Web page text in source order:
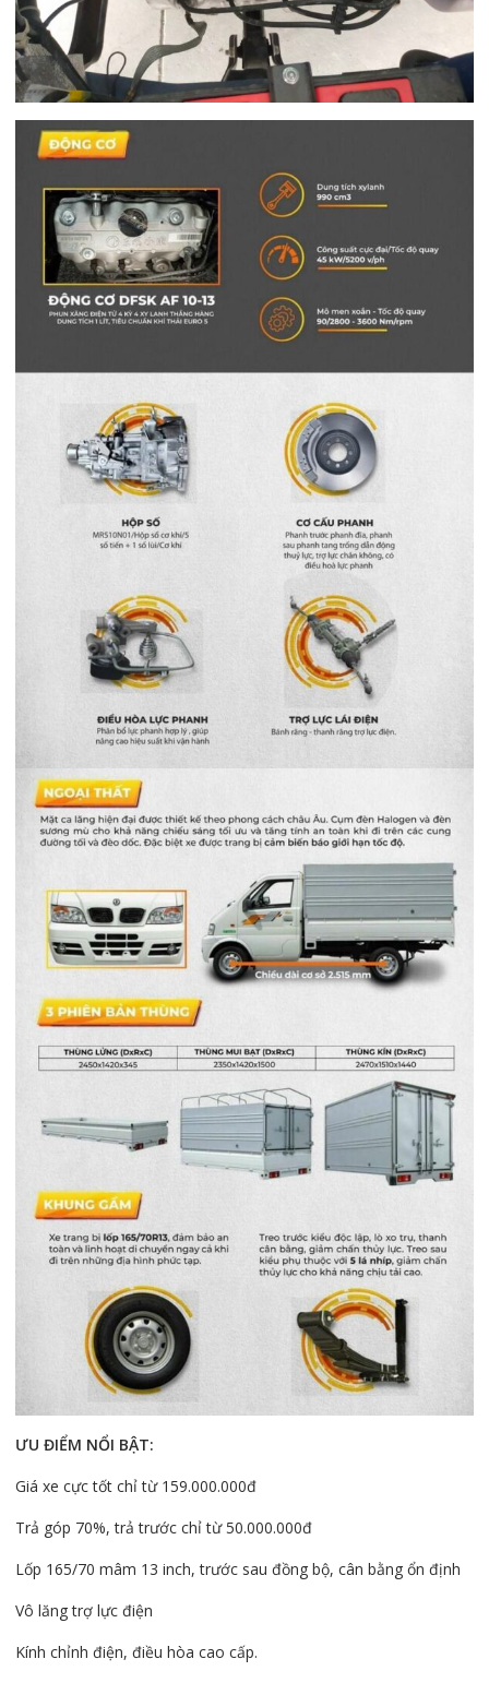
ƯU ĐIỂM NỔI BẬT:
Giá xe cực tốt chỉ từ 159.000.000đ
Trả góp 70%, trả trước chỉ từ 50.000.000đ
Lốp 165/70 mâm 13 inch, trước sau đồng bộ, cân bằng ổn định
Vô lăng trợ lực điện
Kính chỉnh điện, điều hòa cao cấp.